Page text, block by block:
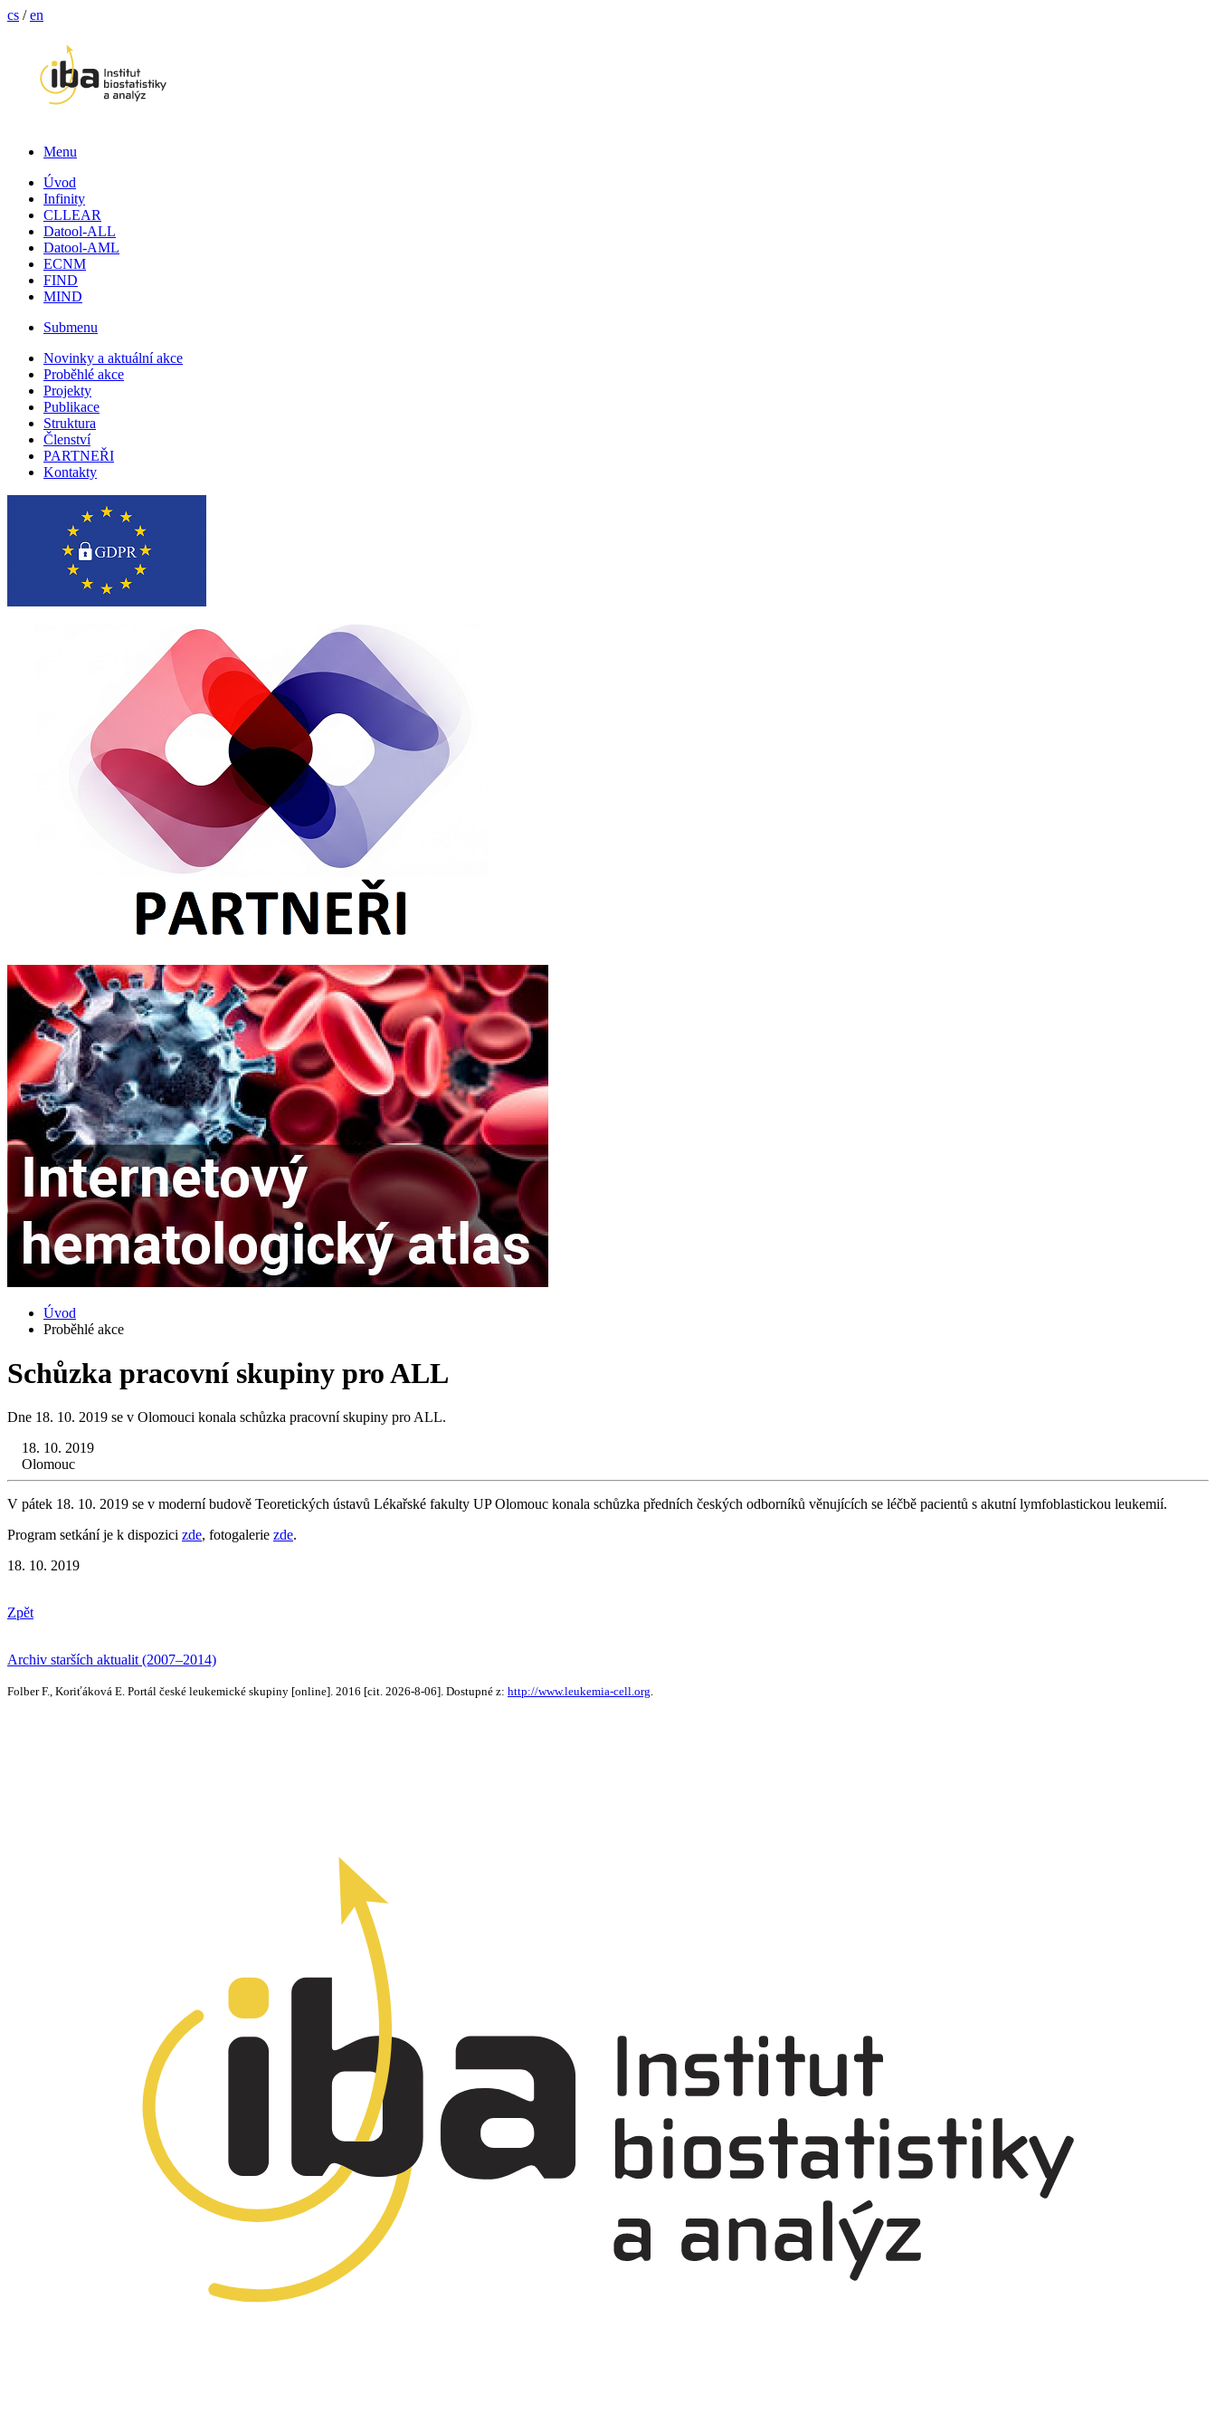
cs /en
Menu
Úvod
Infinity
CLLEAR
Datool-ALL
Datool-AML
ECNM
FIND
MIND
Submenu
Novinky a aktuální akce
Proběhlé akce
Projekty
Publikace
Struktura
Členství
PARTNEŘI
Kontakty
Úvod
Proběhlé akce
Schůzka pracovní skupiny pro ALL
Dne 18. 10. 2019 se v Olomouci konala schůzka pracovní skupiny pro ALL.
18. 10. 2019
Olomouc
V pátek 18. 10. 2019 se v moderní budově Teoretických ústavů Lékařské fakulty UP Olomouc konala schůzka předních českých odborníků věnujících se léčbě pacientů s akutní lymfoblastickou leukemií.
Program setkání je k dispozici zde, fotogalerie zde.
18. 10. 2019
Zpět
Archiv starších aktualit (2007–2014)
Folber F., Koriťáková E. Portál české leukemické skupiny [online]. 2016 [cit. 2026-8-06]. Dostupné z: http://www.leukemia-cell.org.